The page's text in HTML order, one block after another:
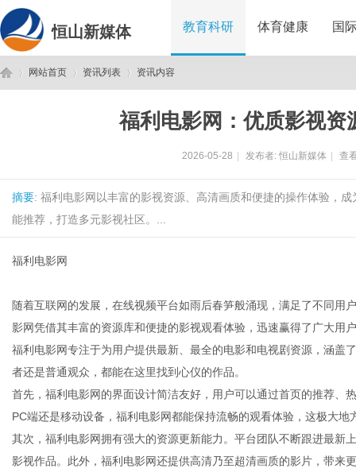
恒山新媒体 教育科研 体育健康 国
网站首页 资讯列表 资讯内容
福利电影网：优质影视资
2026-05-28 发布者: 恒山新媒体 查
摘要: 福利电影网以丰富的影视资源、高清画质和便捷的操作体验，
能推荐，打造多元影视社区。...
福利电影网
随着互联网的发展，在线视频平台如雨后春笋般涌现，满足了不同用
影网凭借其丰富的资源库和便捷的影视观看体验，迅速赢得了广大用
福利电影网专注于为用户提供最新、最全的电影和电视剧资源，涵盖
者还是普通观众，都能在这里找到心仪的作品。
首先，福利电影网的界面设计简洁友好，用户可以通过首页的推荐、
PC端还是移动设备，福利电影网都能保持流畅的观看体验，这极大地
其次，福利电影网拥有强大的资源更新能力。平台团队不断跟进最新
影视作品。此外，福利电影网还提供高清乃至超清画质的影片，带来